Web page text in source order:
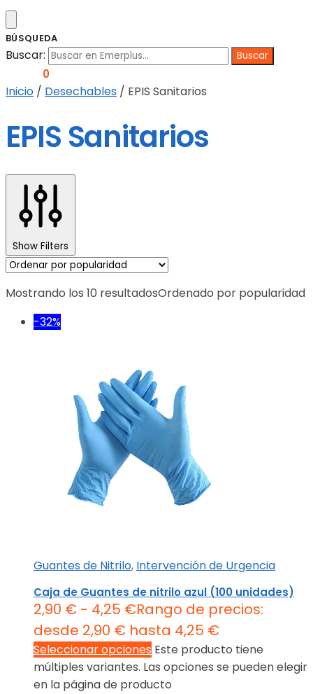
BÚSQUEDA
Buscar:
0
Inicio / Desechables / EPIS Sanitarios
EPIS Sanitarios
Show Filters
Mostrando los 10 resultadosOrdenado por popularidad
-32%
Guantes de Nitrilo, Intervención de Urgencia
Caja de Guantes de nitrilo azul (100 unidades)
2,90 € - 4,25 €Rango de precios:
desde 2,90 € hasta 4,25 €
Seleccionar opciones Este producto tiene
múltiples variantes. Las opciones se pueden elegir
en la página de producto